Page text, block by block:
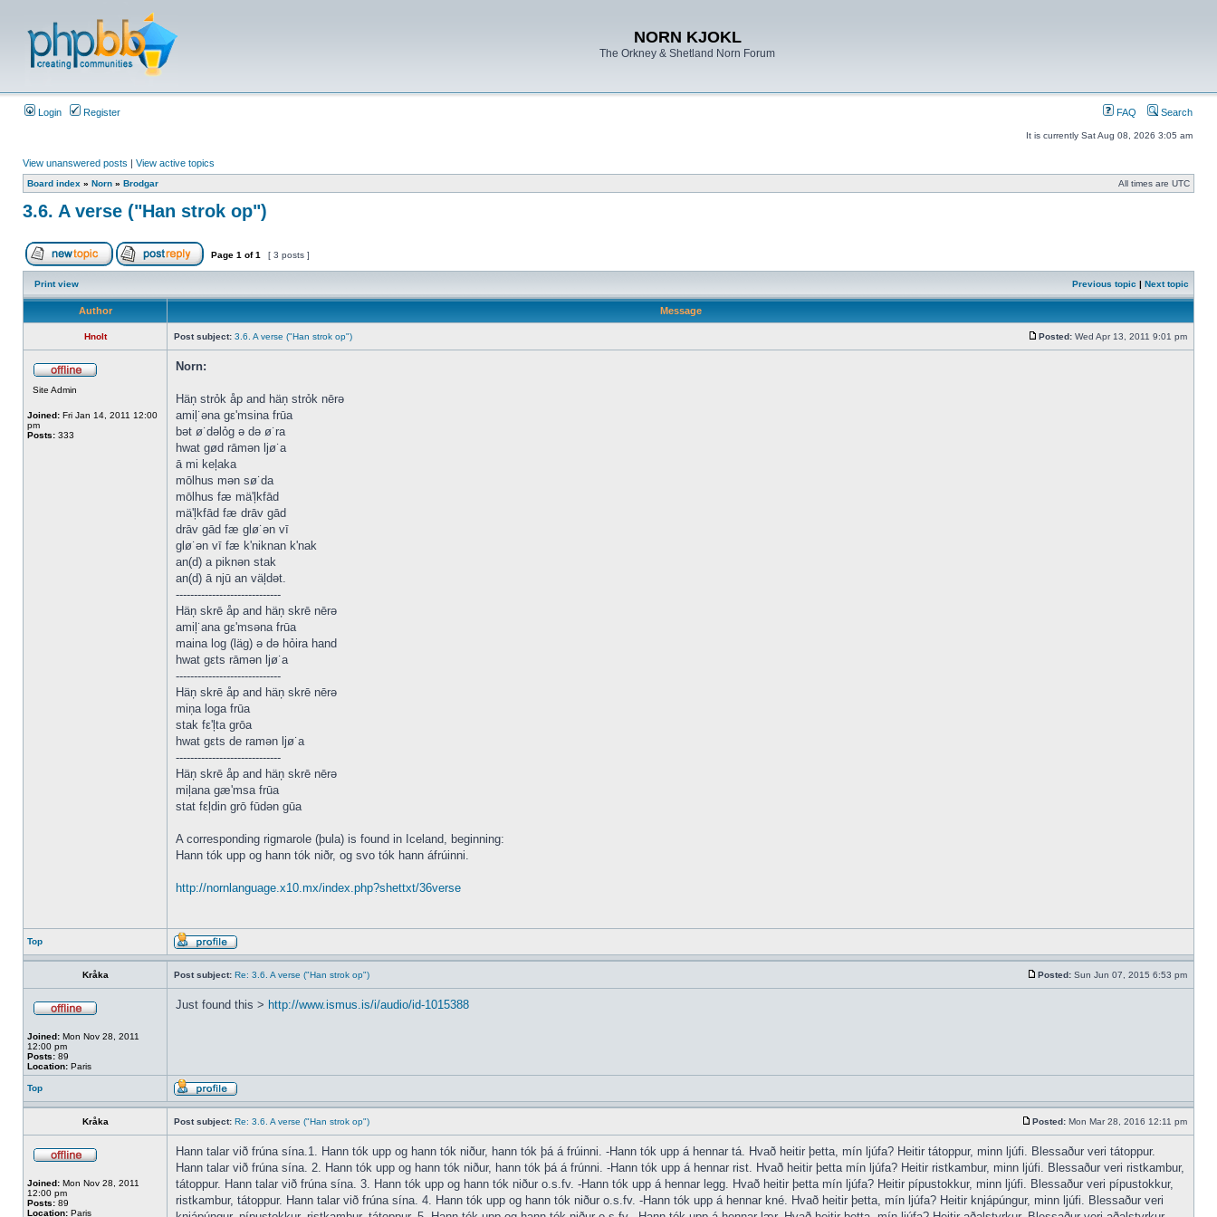
NORN KJOKL
The Orkney & Shetland Norn Forum
Login Register FAQ Search
It is currently Sat Aug 08, 2026 3:05 am
View unanswered posts | View active topics
Board index » Norn » Brodgar All times are UTC
3.6. A verse ("Han strok op")
Page 1 of1 [ 3 posts ]
Print view Previous topic | Next topic
Author Message
Hnolt Post subject: 3.6. A verse ("Han strok op") Posted: Wed Apr 13, 2011 9:01 pm
Site Admin
Joined: Fri Jan 14, 2011 12:00
pm
Posts: 333
Norn:
Häņ strỏk åp and häņ strỏk nērə
amiļ˙əna gε'msina frūa
bət ø˙dəlỏg ə də ø˙ra
hwat gød rāmən ljø˙a
ā mi keļaka
mōlhus mən sø˙da
mōlhus fæ mä'ļkfād
mä'ļkfād fæ drāv gād
drāv gād fæ glø˙ən vī
glø˙ən vī fæ k'niknan k'nak
an(d) a piknən stak
an(d) ā njū an väļdət.
-----------------------------
Häņ skrē åp and häņ skrē nērə
amiļ˙ana gε'msəna frūa
maina log (läg) ə də hỏira hand
hwat gεts rāmən ljø˙a
-----------------------------
Häņ skrē åp and häņ skrē nērə
miņa loga frūa
stak fε'ļta grōa
hwat gεts de ramən ljø˙a
-----------------------------
Häņ skrē åp and häņ skrē nērə
miļana gæ'msa frūa
stat fεļdin grō fūdən gūa
A corresponding rigmarole (þula) is found in Iceland, beginning:
Hann tók upp og hann tók niðr, og svo tók hann áfrúinni.
http://nornlanguage.x10.mx/index.php?shettxt/36verse
Top
Kråka Post subject: Re: 3.6. A verse ("Han strok op") Posted: Sun Jun 07, 2015 6:53 pm
Joined: Mon Nov 28, 2011
12:00 pm
Posts: 89
Location: Paris
Just found this > http://www.ismus.is/i/audio/id-1015388
Top
Kråka Post subject: Re: 3.6. A verse ("Han strok op") Posted: Mon Mar 28, 2016 12:11 pm
Joined: Mon Nov 28, 2011
12:00 pm
Posts: 89
Location: Paris
Hann talar við frúna sína.1. Hann tók upp og hann tók niður, hann tók þá á frúinni. -Hann tók upp á hennar tá. Hvað heitir þetta, mín ljúfa? Heitir tátoppur, minn ljúfi. Blessaður veri tátoppur.
Hann talar við frúna sína. 2. Hann tók upp og hann tók niður, hann tók þá á frúnni. -Hann tók upp á hennar rist. Hvað heitir þetta mín ljúfa? Heitir ristkambur, minn ljúfi. Blessaður veri ristkambur,
tátoppur. Hann talar við frúna sína. 3. Hann tók upp og hann tók niður o.s.fv. -Hann tók upp á hennar legg. Hvað heitir þetta mín ljúfa? Heitir pípustokkur, minn ljúfi. Blessaður veri pípustokkur,
ristkambur, tátoppur. Hann talar við frúna sína. 4. Hann tók upp og hann tók niður o.s.fv. -Hann tók upp á hennar kné. Hvað heitir þetta, mín ljúfa? Heitir knjápúngur, minn ljúfi. Blessaður veri